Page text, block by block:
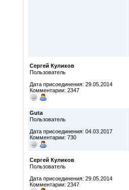
Сергей Куликов
Пользователь
Дата присоединения: 29.05.2014
Комментарии: 2347
Guta
Пользователь
Дата присоединения: 04.03.2017
Комментарии: 730
Сергей Куликов
Пользователь
Дата присоединения: 29.05.2014
Комментарии: 2347